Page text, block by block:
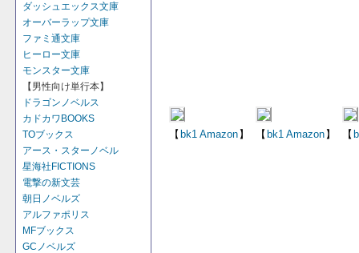
ダッシュエックス文庫
オーバーラップ文庫
ファミ通文庫
ヒーロー文庫
モンスター文庫
【男性向け単行本】
ドラゴンノベルス
カドカワBOOKS
TOブックス
アース・スターノベル
星海社FICTIONS
電撃の新文芸
朝日ノベルズ
アルファポリス
MFブックス
GCノベルズ
【 bk1 Amazon 】 【 bk1 Amazon 】 【